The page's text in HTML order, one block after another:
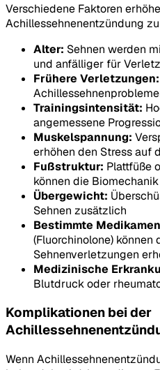
Verschiedene Faktoren
Achillessehnenentzündung
Alter: Sehnen werden
und anfälliger für
Frühere Verletzungen:
Trainingsintensität:
angemessene
Muskelspannung:
erhöhen den Stress auf
Fußstruktur: Plattfüße
können die
Übergewicht:
Sehnen zusätzlich
Bestimmte
(Fluorchinolone) können
Sehnenverletzungen
Medizinische
Blutdruck oder
Komplikationen bei der
Wenn